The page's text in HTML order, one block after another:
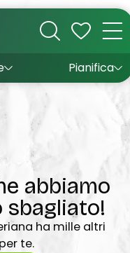
Outdoor
Pianifica
Come arrivare
abbiamo
sbagliato!
ha mille altri
te.